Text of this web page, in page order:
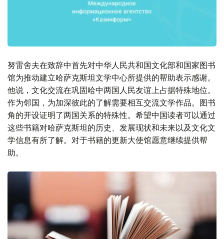
努雷舍夫在致辞中首先对中华人民共和国文化部和国家图书
馆为推动建立哈萨克斯坦文学中心所提供的帮助表示感谢。
他说，文化交流在巩固哈中两国人民友谊上占据特殊地位。
作为邻国，为加深彼此的了解需要相互交流文学作品。图书
角的开设证明了两国关系的特殊性。希望中国读者可以通过
这些书籍对哈萨克斯坦的历史、发展现状和未来以及文化文
学信息有所了解。对于书籍的更新大使馆愿意继续提供帮
助。